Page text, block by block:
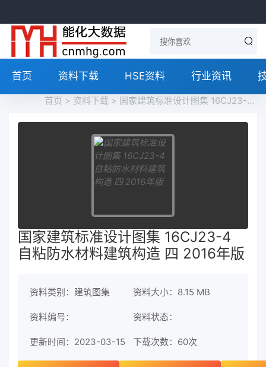
首页 资料下载 HSE资料 行业资讯
首页 > 资料下载 > 国家建筑标准设计图集 16CJ23-4 自粘防水材料建筑构造 四 2016年版
国家建筑标准设计图集 16CJ23-4
自粘防水材料建筑构造 四 2016年版
资料类别：建筑图集 资料大小：8.15 MB
资料编号： 资料状态：
更新时间：2023-03-15 下载次数： 60次